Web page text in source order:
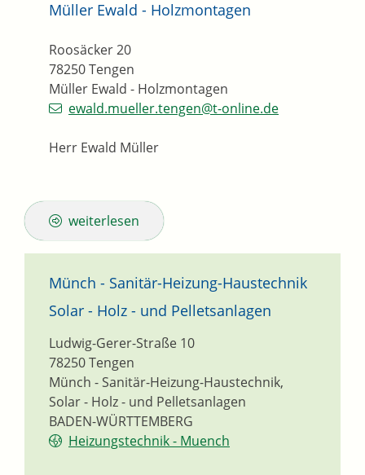
Müller Ewald - Holzmontagen
Müller Ewald - Holzmontagen
Roosäcker 20
78250Tengen
ewald.mueller.tengen@t-online.de
Herr Ewald Müller
weiterlesen
Münch - Sanitär-Heizung-Haustechnik
Solar - Holz - und Pelletsanlagen
Münch - Sanitär-Heizung-Haustechnik,
Solar - Holz - und Pelletsanlagen
Ludwig-Gerer-Straße 10
78250Tengen
BADEN-WÜRTTEMBERG
Heizungstechnik - Muench